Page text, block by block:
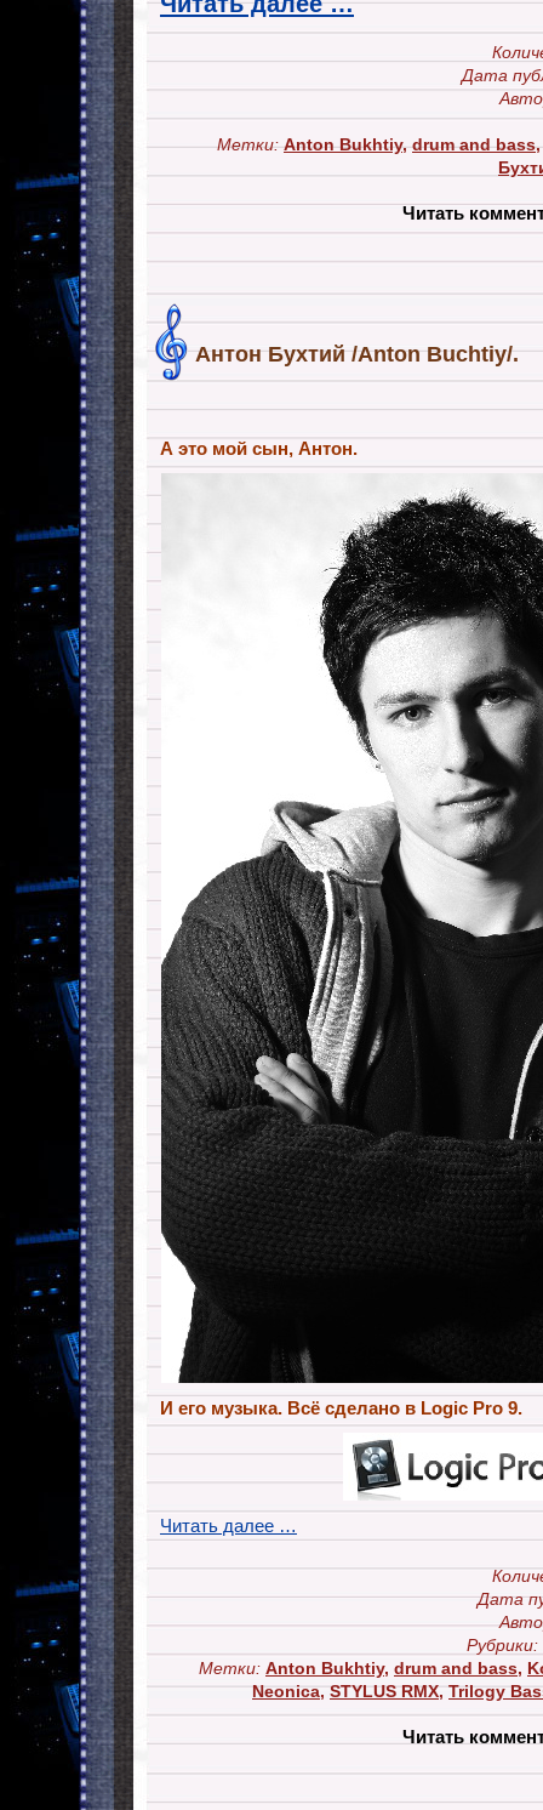
Дата
Метки: Anton Bukhtiy,drum and bass
Читать
Антон Бухтий /Anton Buchtiy/.
А это мой сын, Антон.
И его музыка. Всё сделано в Logic Pro 9.
Читать далее …
Дата
Рубрики:
Метки: Anton Bukhtiy, drum and bass,
Neonica,STYLUS RMX,Trilogy
Читать